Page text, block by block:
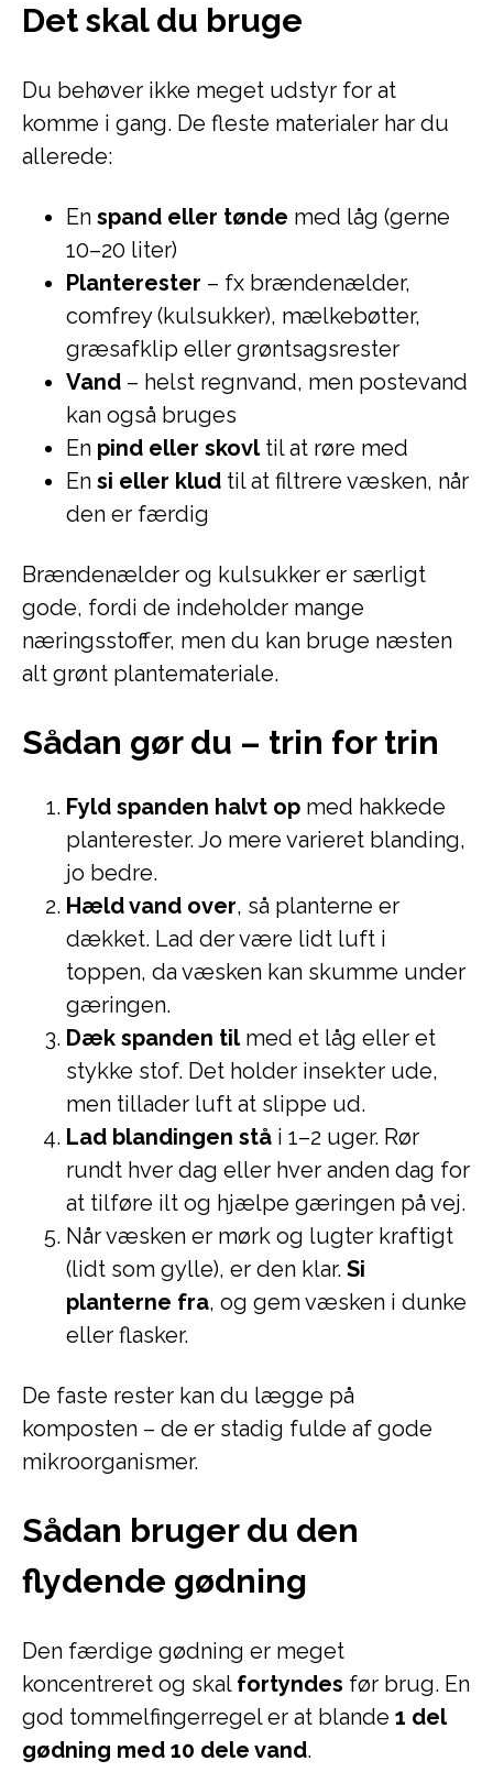
Det skal du bruge
Du behøver ikke meget udstyr for at
komme i gang. De fleste materialer har du
allerede:
En spand eller tønde med låg (gerne
10–20 liter)
Planterester – fx brændenælder,
comfrey (kulsukker), mælkebøtter,
græsafklip eller grøntsagsrester
Vand – helst regnvand, men postevand
kan også bruges
En pind eller skovltil at røre med
En si eller klud til at filtrere væsken, når
den er færdig
Brændenælder og kulsukker er særligt
gode, fordi de indeholder mange
næringsstoffer, men du kan bruge næsten
alt grønt plantemateriale.
Sådan gør du – trin for trin
Fyld spanden halvt op med hakkede
planterester. Jo mere varieret blanding,
jo bedre.
Hæld vand over, så planterne er
dækket. Lad der være lidt luft i
toppen, da væsken kan skumme under
gæringen.
Dæk spanden tilmed et låg eller et
stykke stof. Det holder insekter ude,
men tillader luft at slippe ud.
Lad blandingen stå i 1–2 uger. Rør
rundt hver dag eller hver anden dag for
at tilføre ilt og hjælpe gæringen på vej.
Når væsken er mørk og lugter kraftigt
(lidt som gylle), er den klar. Si
planterne fra, og gem væsken i dunke
eller flasker.
De faste rester kan du lægge på
komposten – de er stadig fulde af gode
mikroorganismer.
Sådan bruger du den
flydende gødning
Den færdige gødning er meget
koncentreret og skal fortyndes før brug. En
god tommelfingerregel er at blande 1 del
gødning med 10 dele vand.